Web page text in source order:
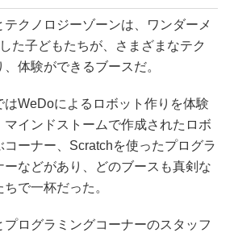
クノロジーゾーンは、ワンダーメ
た子どもたちが、さまざまなテク
体験ができるブースだ。
はWeDoによるロボット作りを体験
マインドストームで作成されたロボ
コーナー、Scratchを使ったプログラ
ーなどがあり、どのブースも真剣な
で一杯だった。
ログラミングコーナーのスタッフ